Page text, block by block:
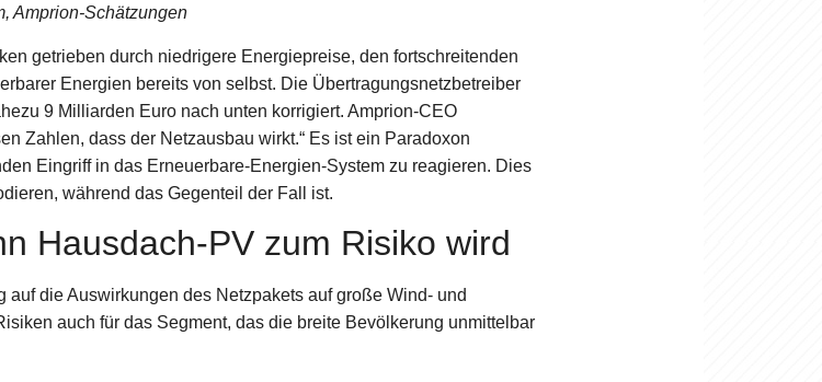
Amprion-Schätzungen
getrieben durch niedrigere Energiepreise, den fortschreitenden
Energien bereits von selbst. Die Übertragungsnetzbetreiber
9 Milliarden Euro nach unten korrigiert. Amprion-CEO
Zahlen, dass der Netzausbau wirkt.“ Es ist ein Paradoxon
Eingriff in das Erneuerbare-Energien-System zu reagieren. Dies
während das Gegenteil der Fall ist.
Hausdach-PV zum Risiko wird
die Auswirkungen des Netzpakets auf große Wind- und
auch für das Segment, das die breite Bevölkerung unmittelbar